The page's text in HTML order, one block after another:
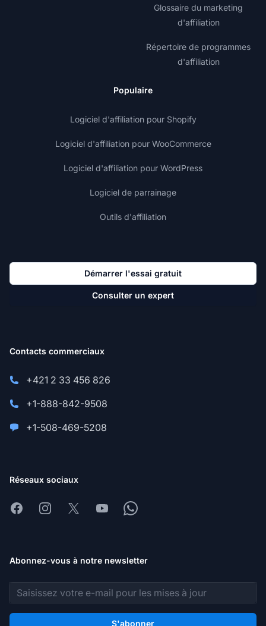
Glossaire du marketing
d'affiliation
Répertoire de programmes
d'affiliation
Populaire
Logiciel d'affiliation pour Shopify
Logiciel d'affiliation pour WooCommerce
Logiciel d'affiliation pour WordPress
Logiciel de parrainage
Outils d'affiliation
Démarrer l'essai gratuit
Consulter un expert
Contacts commerciaux
+421 2 33 456 826
+1-888-842-9508
+1-508-469-5208
Réseaux sociaux
FacebookInstagram
X YoutubeWhatsapp
Abonnez-vous à notre newsletter
Adresse e-mail
S'abonner